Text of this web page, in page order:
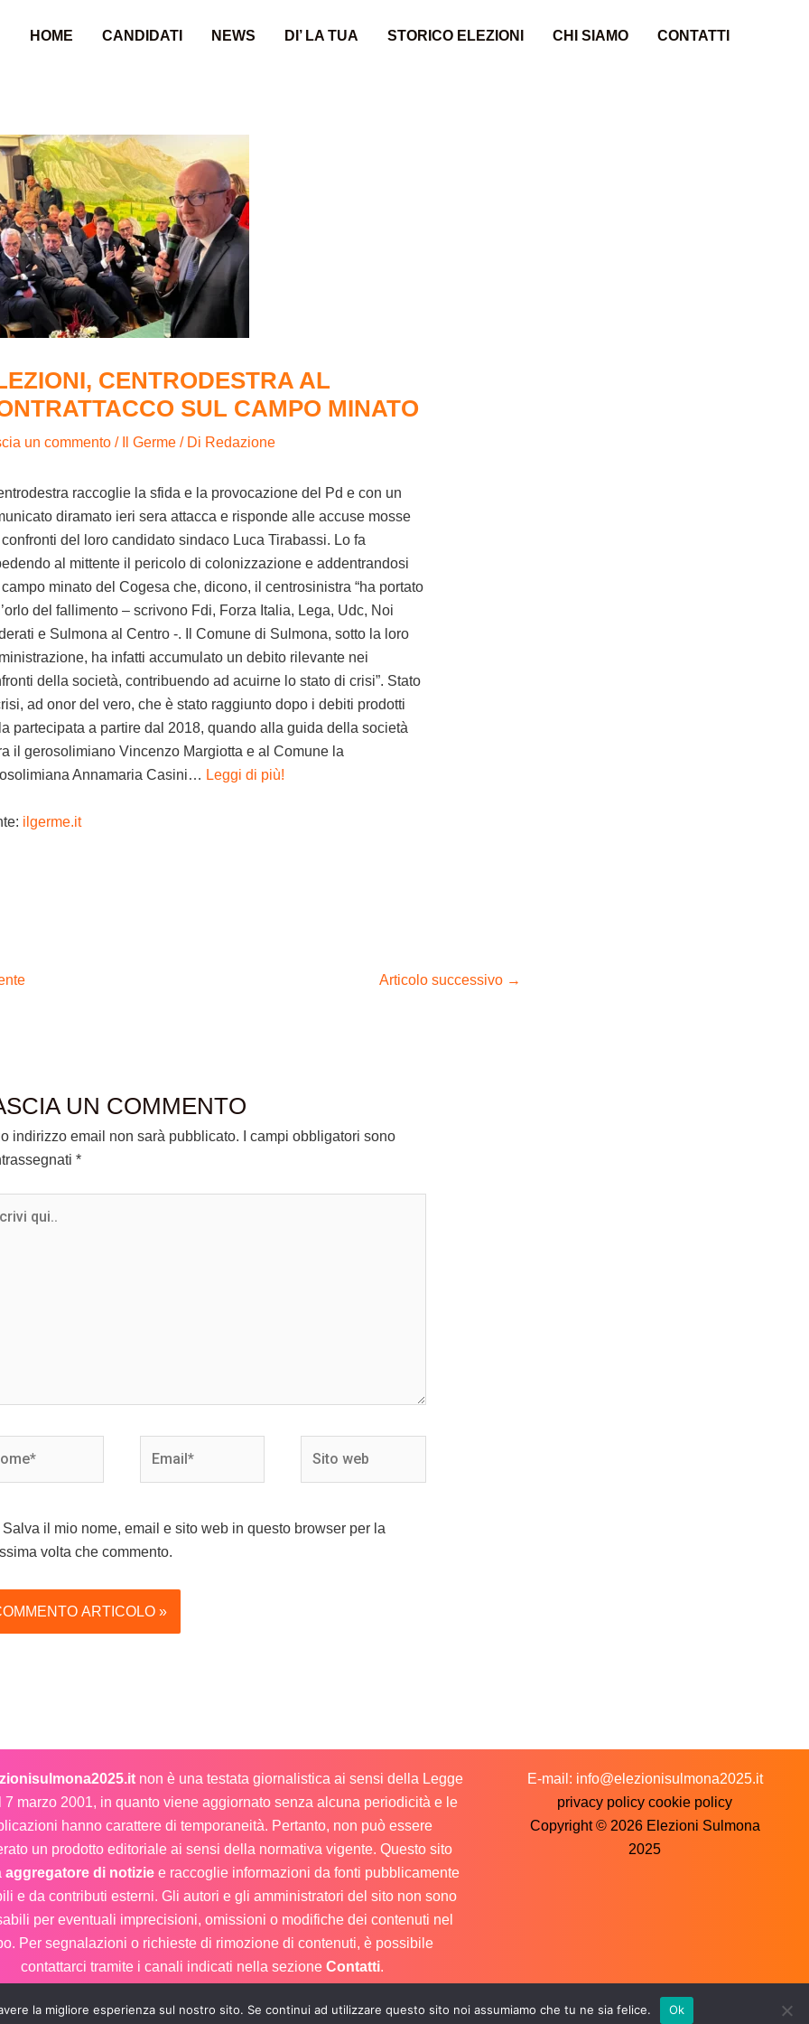
HOME CANDIDATI NEWS DI’ LA TUA STORICO ELEZIONI CHI SIAMO CONTATTI
CENTRODESTRA AL
SUL CAMPO MINATO
un commento / Il Germe/ Di Redazione
raccoglie la sfida e la provocazione del Pd e con un
diramato ieri sera attacca e risponde alle accuse mosse
del loro candidato sindaco Luca Tirabassi. Lo fa
al mittente il pericolo di colonizzazione e addentrandosi
minato del Cogesa che, dicono, il centrosinistra “ha portato
del fallimento – scrivono Fdi, Forza Italia, Lega, Udc, Noi
e Sulmona al Centro -. Il Comune di Sulmona, sotto la loro
ha infatti accumulato un debito rilevante nei
della società, contribuendo ad acuirne lo stato di crisi”. Stato
ad onor del vero, che è stato raggiunto dopo i debiti prodotti
partecipata a partire dal 2018, quando alla guida della società
il gerosolimiano Vincenzo Margiotta e al Comune la
Annamaria Casini… Leggi di più!
ilgerme.it
Articolo successivo →
UN COMMENTO
indirizzo email non sarà pubblicato.
I campi obbligatori sono
*
Salva il mio nome, email e sito web in questo browser per la
volta che commento.
non è una testata giornalistica ai sensi della Legge
7 marzo 2001, in quanto viene aggiornato senza alcuna periodicità e le
hanno carattere di temporaneità. Pertanto, non può essere
un prodotto editoriale ai sensi della normativa vigente. Questo sito
aggregatore di notiziee raccoglie informazioni da fonti pubblicamente
e da contributi esterni. Gli autori e gli amministratori del sito non sono
per eventuali imprecisioni, omissioni o modifiche dei contenuti nel
Per segnalazioni o richieste di rimozione di contenuti, è possibile
contattarci tramite i canali indicati nella sezione Contatti.
E-mail: info@elezionisulmona2025.it
privacy policy cookie policy
Copyright © 2026 Elezioni Sulmona
2025
la migliore esperienza sul nostro sito. Se continui ad utilizzare questo sito noi assumiamo che tu ne sia felice. Ok